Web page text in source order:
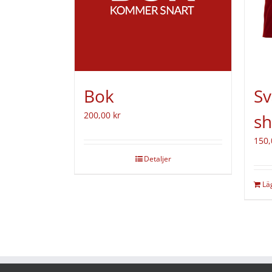
Bok
200,00 kr
Detaljer